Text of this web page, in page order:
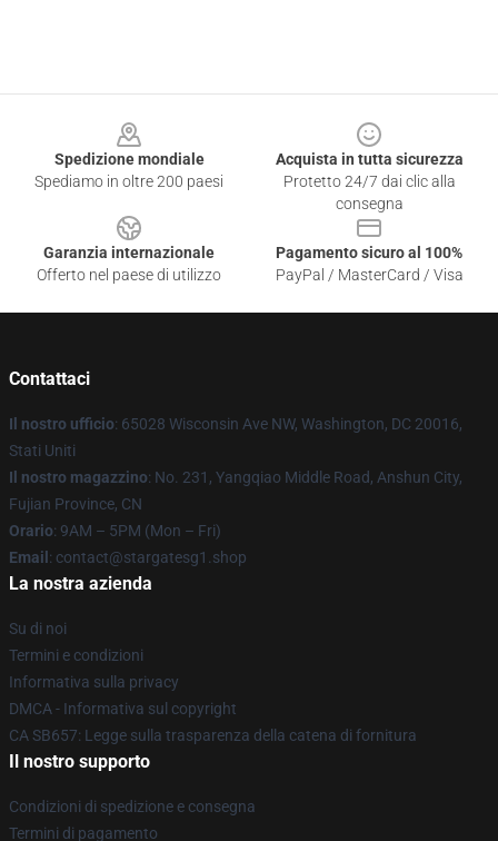
Spedizione mondiale
Spediamo in oltre 200 paesi
Acquista in tutta sicurezza
Protetto 24/7 dai clic alla
consegna
Garanzia internazionale
Offerto nel paese di utilizzo
Pagamento sicuro al 100%
PayPal / MasterCard / Visa
Contattaci
Il nostro ufficio: 65028 Wisconsin Ave NW, Washington, DC 20016,
Stati Uniti
Il nostro magazzino: No. 231, Yangqiao Middle Road, Anshun City,
Fujian Province, CN
Orario: 9AM – 5PM (Mon – Fri)
Email : contact@stargatesg1.shop
La nostra azienda
Su di noi
Termini e condizioni
Informativa sulla privacy
DMCA - Informativa sul copyright
CA SB657: Legge sulla trasparenza della catena di fornitura
Il nostro supporto
Condizioni di spedizione e consegna
Termini di pagamento